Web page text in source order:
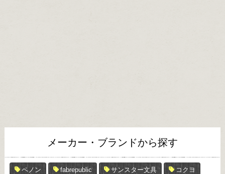
メーカー・ブランドから探す
ペノン fabrepublic サンスター文具 コクヨ